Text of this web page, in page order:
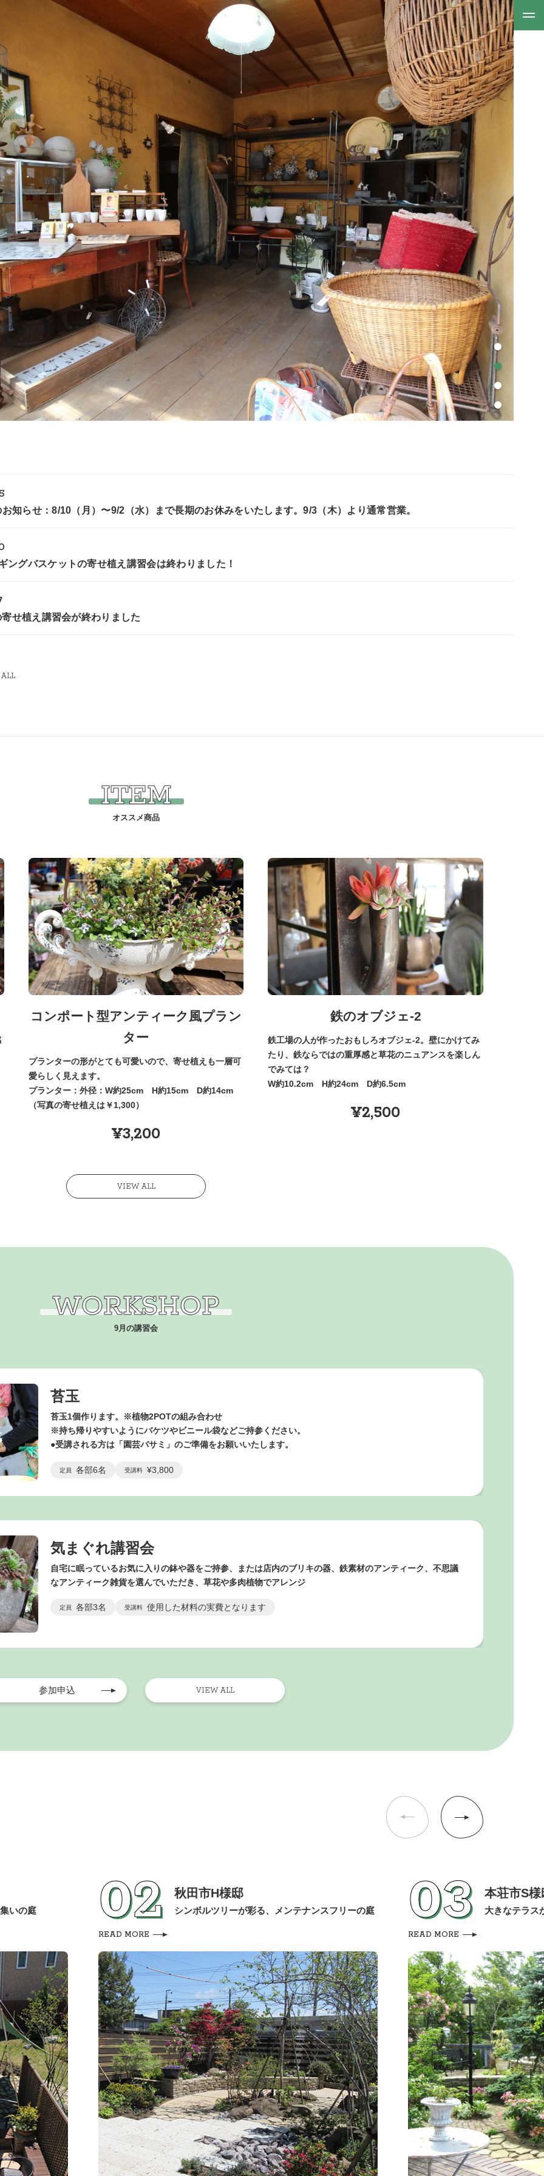
知らせ：8/10（月）〜9/2（水）まで長期のお休みをいたします。9/3（木）より通常営業。
ングバスケットの寄せ植え講習会は終わりました！
せ植え講習会が終わりました
ITEM
コンポート型アンティーク風プラン
ター
プランターの形がとても可愛いので、寄せ植えも一層可
愛らしく見えます。
プランター：外径：W約25cm H約15cm D約14cm
（写真の寄せ植えは￥1,300）
¥3,200
鉄のオブジェ-2
鉄工場の人が作ったおもしろオブジェ-2。壁にかけてみ
たり、鉄ならではの重厚感と草花のニュアンスを楽しん
でみては？
W約10.2cm H約24cm D約6.5cm
¥2,500
VIEW ALL
WORKSHOP
苔玉
苔玉1個作ります。※植物2POTの組み合わせ
※持ち帰りやすいようにバケツやビニール袋などご持参ください。
●受講される方は「園芸バサミ」のご準備をお願いいたします。
定員 各部6名 受講料 ¥3,800
気まぐれ講習会
自宅に眠っているお気に入りの鉢や器をご持参、または店内のブリキの器、鉄素材のアンティーク、不思議
なアンティーク雑貨を選んでいただき、草花や多肉植物でアレンジ
定員 各部3名 受講料 使用した材料の実費となります
参加申込 VIEW ALL
いの庭 02 秋田市H様邸
シンボルツリーが彩る、メンテナンスフリーの庭
READ MORE 03 本荘市S様
大きなテラス
READ MORE